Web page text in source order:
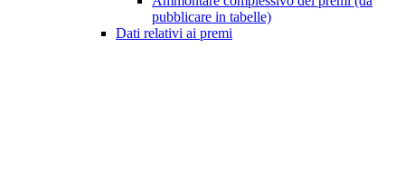
pubblicare in tabelle)
Dati relativi ai premi